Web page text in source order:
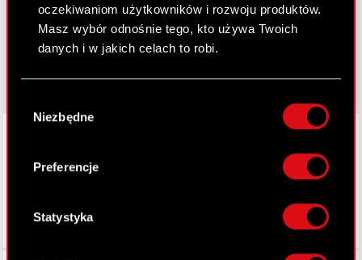
oczekiwaniom użytkowników i rozwoju produktów.
Masz wybór odnośnie tego, kto używa Twoich
danych i w jakich celach to robi.
lokalizacji geograficznej z dokładnością nawet
Identyfikować Twoje urządzenie, aktywnie
analizując charakteryzującego je zbiory
palca)
osobiste dane są przetwarzane oraz ustaw własne
zgody
Niezbędne
Preferencje
Statystyka
cyberpunk.net
gear.cdprojektred.com